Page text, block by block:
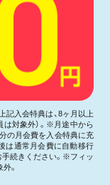
入会特典は、8ヶ月以上
は対象外）。※月途中から
分の月会費を入会特典に充
は通常月会費に自動移行
続きください。※フィッ
。